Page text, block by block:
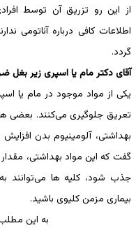
از این رو تزریق آن توسط
اطلاعات کافی درباره آناتومی
گردد.
آقای دکتر مام یا اسپری زیر بغل
یکی از مواد موجود در مام یا
تعریق جلوگیری می‌کنند. بعضی ها
بهداشتی، آلومینیوم بدن
گفت که این مواد بهداشتی،
جذب شود، کلیه ها می‌توانند به
بیماری مزمن کلیوی باشید.
به این